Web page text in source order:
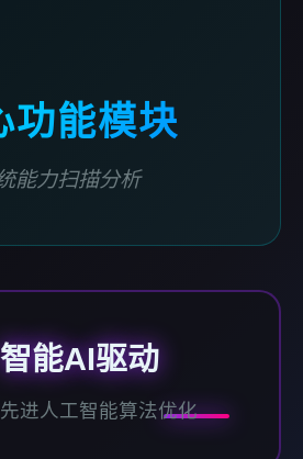
功能模块
能力扫描分析
智能AI驱动
先进人工智能算法优化